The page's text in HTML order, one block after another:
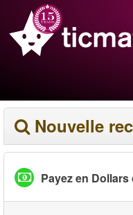
Nouvelle
Payez en